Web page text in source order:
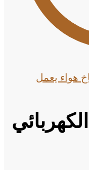
هواء يعمل